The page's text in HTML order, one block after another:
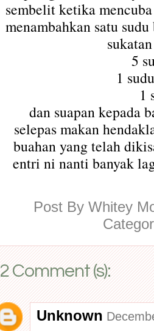
sembelit ketika
menambahkan satu
5
1
1
dan suapan kepada
selepas makan
buahan yang telah
entri ni nanti banyak
Post By Whitey
2 Comment (s):
Unknown